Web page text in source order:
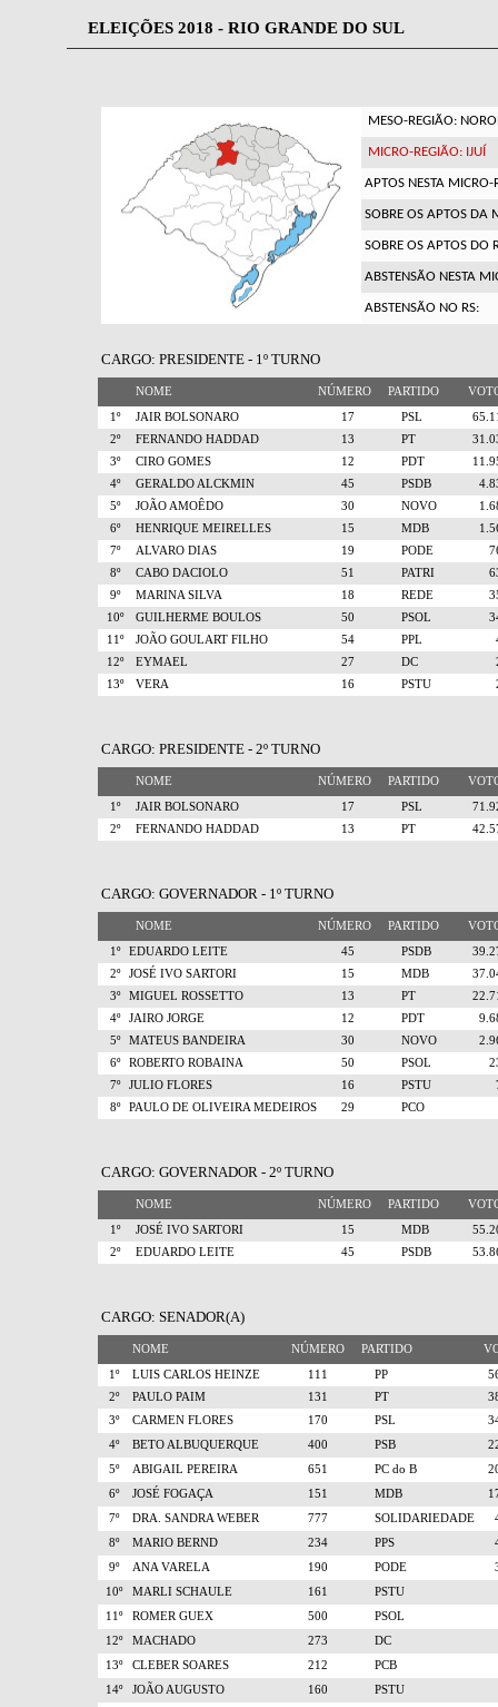
ELEIÇÕES 2018 - RIO GRANDE DO SUL
MESO-REGIÃO:
MICRO-REGIÃO: IJUÍ
APTOS NESTA MICRO-
SOBRE OS APTOS DA
SOBRE OS APTOS DO
ABSTENSÃO NESTA
ABSTENSÃO NO RS:
CARGO: PRESIDENTE - 1º TURNO
NOME NÚMERO PARTIDO
1º JAIR BOLSONARO 17 PSL
2º
FERNANDO HADDAD 13 PT
3º
CIRO GOMES 12 PDT
4º
GERALDO ALCKMIN 45 PSDB
5º
JOÃO AMOÊDO 30 NOVO
6º
HENRIQUE MEIRELLES 15 MDB
7º
ALVARO DIAS 19 PODE
8º
CABO DACIOLO 51 PATRI
9º
MARINA SILVA 18 REDE
10º
GUILHERME BOULOS 50 PSOL
11º
JOÃO GOULART FILHO 54 PPL
12º
EYMAEL 27 DC
13º
VERA 16 PSTU
CARGO: PRESIDENTE - 2º TURNO
NOME NÚMERO PARTIDO
1º JAIR BOLSONARO 17 PSL
2º
FERNANDO HADDAD 13 PT
CARGO: GOVERNADOR - 1º TURNO
NOME NÚMERO PARTIDO
1º EDUARDO LEITE 45 PSDB
2º
JOSÉ IVO SARTORI 15 MDB
3º
MIGUEL ROSSETTO 13 PT
4º
JAIRO JORGE 12 PDT
5º
MATEUS BANDEIRA 30 NOVO
6º
ROBERTO ROBAINA 50 PSOL
7º
JULIO FLORES 16 PSTU
8º
PAULO DE OLIVEIRA MEDEIROS 29 PCO
CARGO: GOVERNADOR - 2º TURNO
NOME NÚMERO PARTIDO
1º JOSÉ IVO SARTORI 15 MDB
2º
EDUARDO LEITE 45 PSDB
CARGO: SENADOR(A)
NOME NÚMERO PARTIDO
1º LUIS CARLOS HEINZE 111 PP
2º
PAULO PAIM 131 PT
3º
CARMEN FLORES 170 PSL
4º
BETO ALBUQUERQUE 400 PSB
5º
ABIGAIL PEREIRA 651 PC do B
6º
JOSÉ FOGAÇA 151 MDB
7º
DRA. SANDRA WEBER 777 SOLIDARIEDADE
8º
MARIO BERND 234 PPS
9º
ANA VARELA 190 PODE
10º
MARLI SCHAULE 161
PSTU
11º
ROMER GUEX 500
PSOL
12º
MACHADO 273
DC
13º
CLEBER SOARES 212
PCB
14º
JOÃO AUGUSTO 160
PSTU